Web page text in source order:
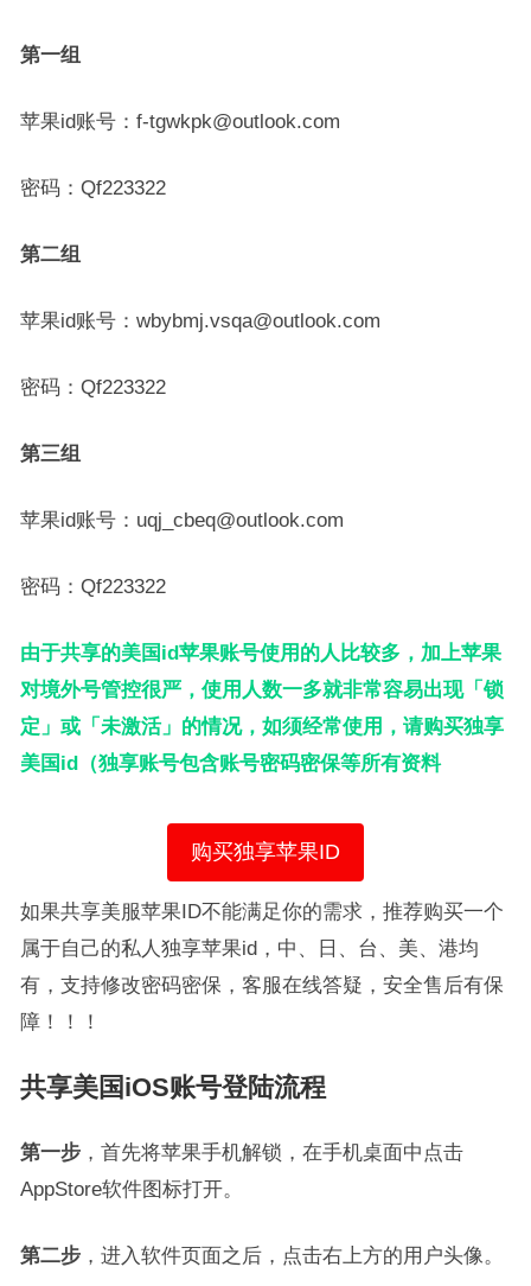
第一组
苹果id账号：f-tgwkpk@outlook.com
密码：Qf223322
第二组
苹果id账号：wbybmj.vsqa@outlook.com
密码：Qf223322
第三组
苹果id账号：uqj_cbeq@outlook.com
密码：Qf223322
由于共享的美国id苹果账号使用的人比较多，加上苹果
对境外号管控很严，使用人数一多就非常容易出现「锁
定」或「未激活」的情况，如须经常使用，请购买独享
美国id（独享账号包含账号密码密保等所有资料
购买独享苹果ID
如果共享美服苹果ID不能满足你的需求，推荐购买一个
属于自己的私人独享苹果id，中、日、台、美、港均
有，支持修改密码密保，客服在线答疑，安全售后有保
障！！！
共享美国iOS账号登陆流程
第一步，首先将苹果手机解锁，在手机桌面中点击
AppStore软件图标打开。
第二步，进入软件页面之后，点击右上方的用户头像。